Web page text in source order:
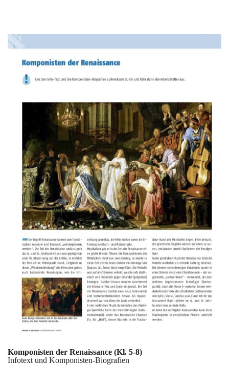
Komponisten der Renaissance (Kl. 5-8)
Infotext und Komponisten-Biografien